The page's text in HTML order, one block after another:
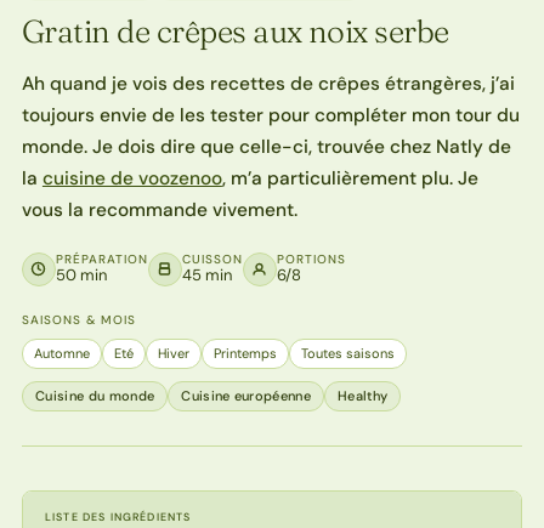
Gratin de crêpes aux noix serbe
Ah quand je vois des recettes de crêpes étrangères, j’ai
toujours envie de les tester pour compléter mon tour du
monde. Je dois dire que celle-ci, trouvée chez Natly de
la cuisine de voozenoo, m’a particulièrement plu. Je
vous la recommande vivement.
PRÉPARATION
50 min
CUISSON
45 min
PORTIONS
6/8
SAISONS & MOIS
Automne Eté Hiver Printemps Toutes saisons
Cuisine du monde Cuisine européenne Healthy
LISTE DES INGRÉDIENTS